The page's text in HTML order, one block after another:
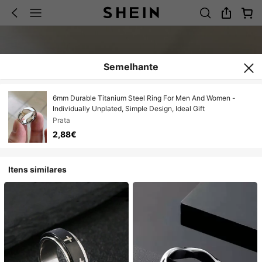
Semelhante
6mm Durable Titanium Steel Ring For Men And Women -
Individually Unplated, Simple Design, Ideal Gift
Prata
2,88€
Itens similares